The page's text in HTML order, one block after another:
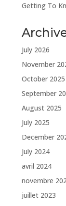
Getting To
July 2026
November
October 2025
September
August 2025
July 2025
December
July 2024
avril 2024
novembre
juillet 2023